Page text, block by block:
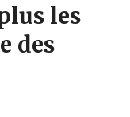
les
des